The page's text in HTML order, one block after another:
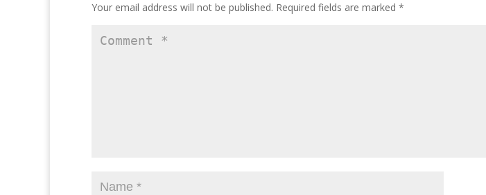
Your email address will not be published. Required fields are marked *